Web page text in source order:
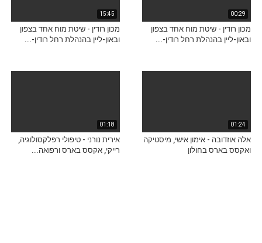
00:29
מכון רודין - שיטת מוח אחד בצפון
ובאון-ליין בהנהלת רחל רודין-...
15:45
מכון רודין - שיטת מוח אחד בצפון
ובאון-ליין בהנהלת רחל רודין-...
01:24
אלה אוזדובה - אימון אישי, מיסטיקה
ואקסס בארס בחולון
01:18
אירית נורני - טיפולי רפלקסולוגיה,
רייקי, אקסס בארס ורפואה...